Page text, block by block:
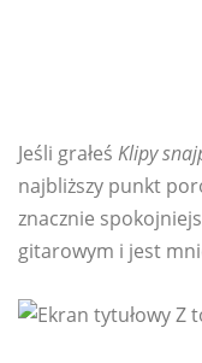
Jeśli grałeś Klipy
najbliższy punkt
znacznie
gitarowym i jest